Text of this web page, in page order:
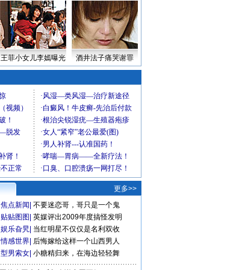
王菲小女儿李嫣曝光 酒井法子痛哭谢罪
更多>>
焦点新闻 不要迷恋哥，哥只是一个鬼
贴贴图图 英媒评出2009年度搞怪发明
娱乐旮旯 当红明星不仅仅是名利双收
情感世界 后悔嫁给这样一个山西男人
型男索女 小糖精归来，在海边轻轻舞